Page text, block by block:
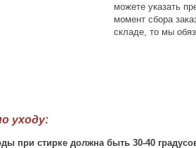
можете указать
момент сбора
складе, то мы
уходу:
при стирке должна быть 30-40